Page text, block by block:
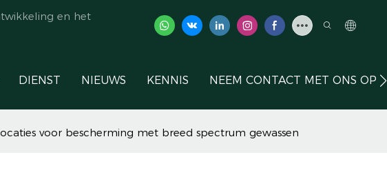
en het
DIENST NIEUWS KENNIS NEEM CONTACT MET ONS OP
voor bescherming met breed spectrum gewassen